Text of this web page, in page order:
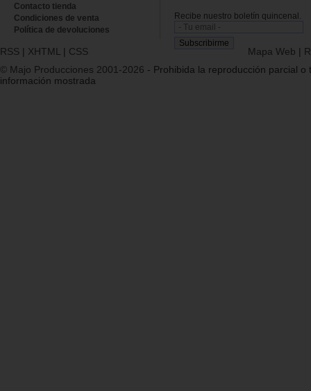
Contacto tienda
Condiciones de venta
Política de devoluciones
Recibe nuestro boletín quincenal.
RSS | XHTML | CSS Mapa Web |
© Majo Producciones 2001-2026 - Prohibida la reproducción parcial o
información mostrada